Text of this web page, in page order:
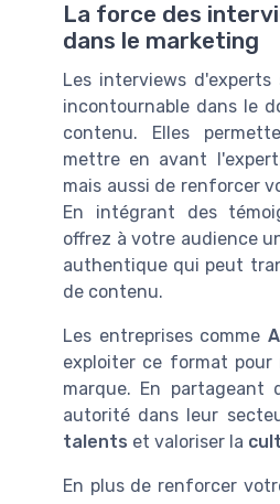
La force des
dans le marketing
Les interviews
incontournable dans le
contenu. Elles
mettre en avant
mais aussi de renforcer
En intégrant des
offrez à votre audience
authentique qui peut
de contenu.
Les entreprises comme
exploiter ce format
marque. En
autorité dans leur
talents et valoriser la
En plus de renforcer